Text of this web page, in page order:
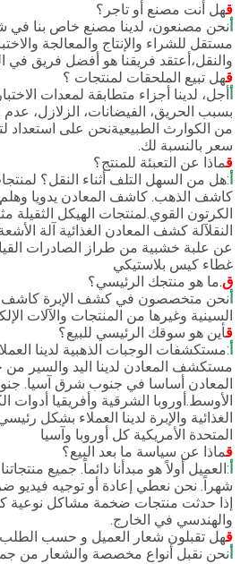
قهل أنت مصنع أو تاجر؟
أنحن مصنعون، لدينا مصنع خاص بنا في
مستقل للشراء والإنتاج والمعالجة
والنقل،أعتقد فريقنا هو أفضل فريق في
قهل تبيع الملحقات لمنتجات ؟
أأجل، لدينا أجزاء متطابقة لمعدات
بسبب الحريق، الفيضانات، الزلازل، عدم
من الكوارث الطبيعيةنحن على استعداد
سعر بالنسبة لك.
قماذا عن التعبئة للمنتج؟
أ:هل من السهل التلف أثناء النقل؟
كاشف الذهب. كاشف المعادن يدويا
الكرتون القوي.لمنتجات الهيكل الثقيلة
النقلآلة كشف المعادن الغذائية آلة
عن علبة خشبية من طراز الصادرات
غطاء كيس بلاستيكي
ق.ما هو منتجك الرئيسي؟
أنحن متخصصون في كشف الإبرة كاشف
السينية وغيرها من المنتجات والآلات
قأين هو سوقك الرئيسي للبيع؟
أ:مستكشفات الوجبات الذهبية لدينا
مستكشف المعادن لدينا اليد والسير
المعادن أساسا في جنوب شرق آسيا.
الأوسط.أوروبا الشرقية وأفريقيا
الغذائية والإبرة لدينا العملاء بشكل
المتحدة الأمريكية كل أوروبا وآسيا
قماذا عن سياسة ما بعد البيع؟
أ
شهراً. نحن نعطي إعادة أو توجيه فيديو
إذا حدثت منتجات ضخمة مشاكل نوعية
والهندسي في الخارج.
قهل تقبلون شعار العميل و حسب
أنحن نقبل أنواع مخصصة والشعار من